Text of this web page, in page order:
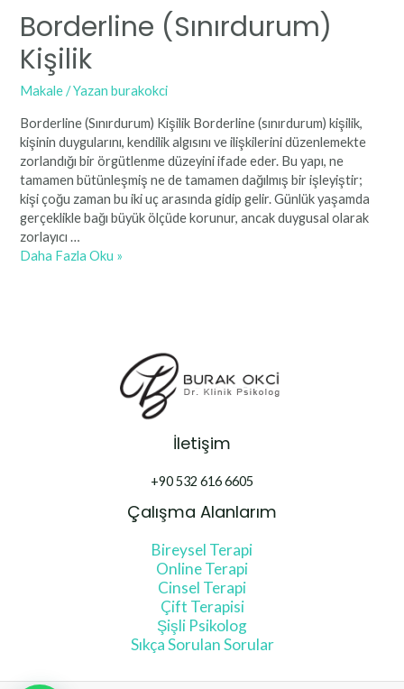
Borderline (Sınırdurum)
Kişilik
Makale/ Yazan burakokci
Borderline (Sınırdurum) Kişilik Borderline (sınırdurum) kişilik,
kişinin duygularını, kendilik algısını ve ilişkilerini düzenlemekte
zorlandığı bir örgütlenme düzeyini ifade eder. Bu yapı, ne
tamamen bütünleşmiş ne de tamamen dağılmış bir işleyiştir;
kişi çoğu zaman bu iki uç arasında gidip gelir. Günlük yaşamda
gerçeklikle bağı büyük ölçüde korunur, ancak duygusal olarak
zorlayıcı …
Borderline
Daha Fazla Oku »
İletişim
+90 532 616 6605
Çalışma Alanlarım
Bireysel Terapi
Online Terapi
Cinsel Terapi
Çift Terapisi
Şişli Psikolog
Sıkça Sorulan Sorular